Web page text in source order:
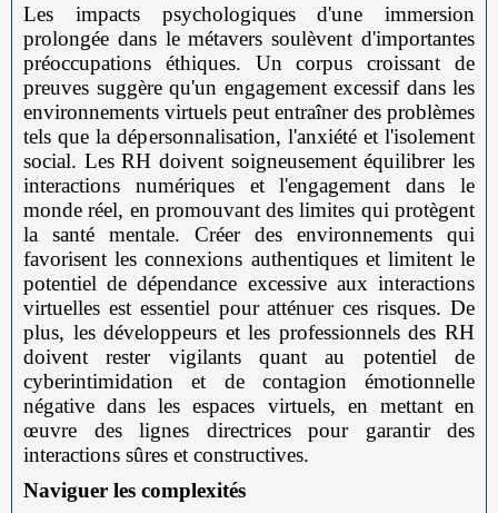
Les impacts psychologiques d'une immersion
prolongée dans le métavers soulèvent d'importantes
préoccupations éthiques. Un corpus croissant de
preuves suggère qu'un engagement excessif dans les
environnements virtuels peut entraîner des problèmes
tels que la dépersonnalisation, l'anxiété et l'isolement
social. Les RH doivent soigneusement équilibrer les
interactions numériques et l'engagement dans le
monde réel, en promouvant des limites qui protègent
la santé mentale. Créer des environnements qui
favorisent les connexions authentiques et limitent le
potentiel de dépendance excessive aux interactions
virtuelles est essentiel pour atténuer ces risques. De
plus, les développeurs et les professionnels des RH
doivent rester vigilants quant au potentiel de
cyberintimidation et de contagion émotionnelle
négative dans les espaces virtuels, en mettant en
œuvre des lignes directrices pour garantir des
interactions sûres et constructives.
Naviguer les complexités